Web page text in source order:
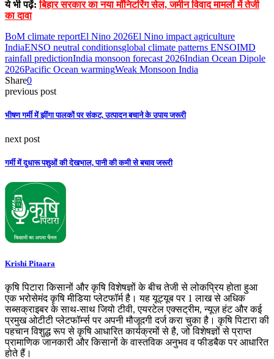
ये भी पढ़ें:बिहार सरकार का नया मॉनिटरिंग सेल, जमीन विवाद मामलों में तेजी
का दावा
BoM climate reportEl Nino 2026El Nino impact agriculture
IndiaENSO neutral conditionsglobal climate patterns ENSOIMD
rainfall predictionIndia monsoon forecast 2026Indian Ocean Dipole
2026Pacific Ocean warmingWeak Monsoon India
Share0
previous post
भीषण गर्मी में झींगा पालकों पर संकट, उत्पादन बचाने के उपाय जरूरी
next post
गर्मी में दुधारू पशुओं की देखभाल, पानी की कमी से बचाव जरूरी
Krishi Pitaara
कृषि पिटारा किसानों और कृषि विशेषज्ञों के बीच तेजी से लोकप्रिय होता हुआ
एक भरोसेमंद कृषि मीडिया प्लेटफॉर्म है। यह यूट्यूब पर 1 लाख से अधिक
सब्सक्राइबर के साथ-साथ जियो टीवी, एयरटेल एक्सट्रीम, न्यूज़ हंट और कई
प्रमुख ओटीटी प्लेटफॉर्म्स पर अपनी मौजूदगी दर्ज करा चुका है। कृषि पिटारा की
पहचान विशुद्ध रूप से कृषि आधारित कार्यक्रमों से है, जो विशेषज्ञों से प्राप्त
प्रामाणिक जानकारी और किसानों के वास्तविक अनुभव व फीडबैक पर आधारित
होते हैं।